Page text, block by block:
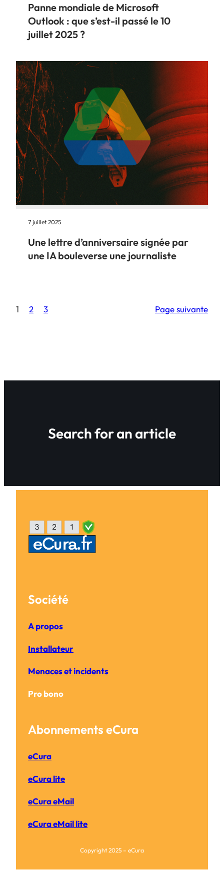
Panne mondiale de Microsoft
Outlook : que s’est-il passé le 10
juillet 2025 ?
7 juillet 2025
Une lettre d’anniversaire signée par
une IA bouleverse une journaliste
1 2 3 Page suivante
Search for an article
Société
A propos
Installateur
Menaces et incidents
Pro bono
Abonnements eCura
eCura
eCura lite
eCura eMail
eCura eMail lite
Copyright 2025 – eCura